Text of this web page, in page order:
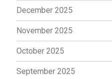
December 2025
November 2025
October 2025
September 2025